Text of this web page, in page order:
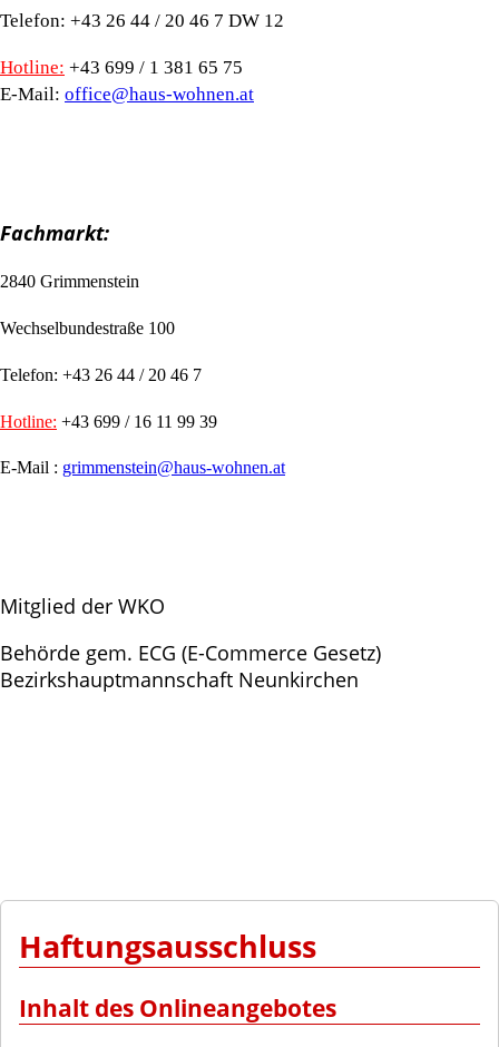
Telefon: +43 26 44 / 20 46 7 DW 12
Hotline: +43 699 / 1 381 65 75
E-Mail: office@haus-wohnen.at
Fachmarkt:
2840 Grimmenstein
Wechselbundestraße 100
Telefon: +43 26 44 / 20 46 7
Hotline: +43 699 / 16 11 99 39
E-Mail : grimmenstein@haus-wohnen.at
Mitglied der WKO
Behörde gem. ECG (E-Commerce Gesetz)
Bezirkshauptmannschaft Neunkirchen
Haftungsausschluss
Inhalt des Onlineangebotes